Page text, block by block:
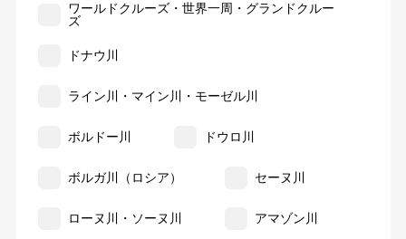
ワールドクルーズ・世界一周・グランドクルー
ズ
ドナウ川
ライン川・マイン川・モーゼル川
ボルドー川 ドウロ川
ボルガ川（ロシア） セーヌ川
ローヌ川・ソーヌ川 アマゾン川